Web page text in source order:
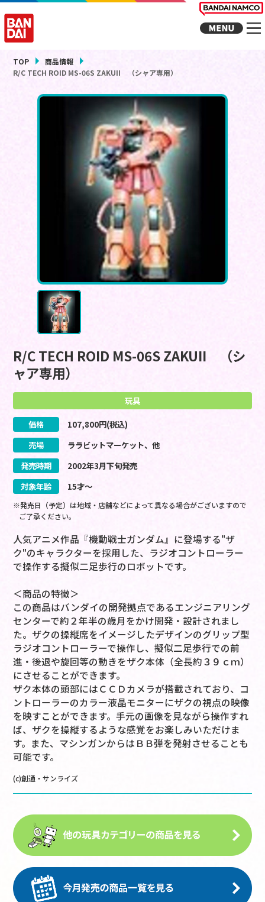
TOP
商品情報
R/C TECH ROID MS-06S ZAKUII （シャア専用）
R/C TECH ROID MS-06S ZAKUII （シ
ャア専用）
玩具
価格 107,800円(税込)
売場
ララビットマーケット、他
発売時期
2002年3月下旬発売
対象年齢
15才～
※発売日（予定）は地域・店舗などによって異なる場合がございますので
ご了承ください。
人気アニメ作品『機動戦士ガンダム』に登場する"ザ
ク"のキャラクターを採用した、ラジオコントローラー
で操作する擬似二足歩行のロボットです。
＜商品の特徴＞
この商品はバンダイの開発拠点であるエンジニアリング
センターで約２年半の歳月をかけ開発・設計されまし
た。ザクの操縦席をイメージしたデザインのグリップ型
ラジオコントローラーで操作し、擬似二足歩行での前
進・後退や旋回等の動きをザク本体（全長約３９ｃｍ）
にさせることができます。
ザク本体の頭部にはＣＣＤカメラが搭載されており、コ
ントローラーのカラー液晶モニターにザクの視点の映像
を映すことができます。手元の画像を見ながら操作すれ
ば、ザクを操縦するような感覚をお楽しみいただけま
す。また、マシンガンからはＢＢ弾を発射させることも
可能です。
(c)創通・サンライズ